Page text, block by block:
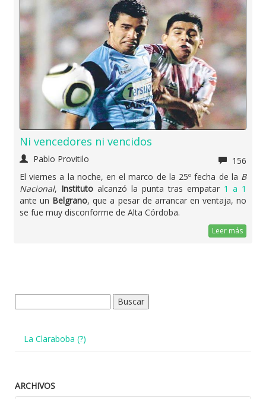
Ni vencedores ni vencidos
Pablo Provitilo
156
El viernes a la noche, en el marco de la 25º fecha de la B
Nacional, Instituto alcanzó la punta tras empatar 1 a 1
ante un Belgrano, que a pesar de arrancar en ventaja, no
se fue muy disconforme de Alta Córdoba.
Leer más
La Claraboba (?)
ARCHIVOS